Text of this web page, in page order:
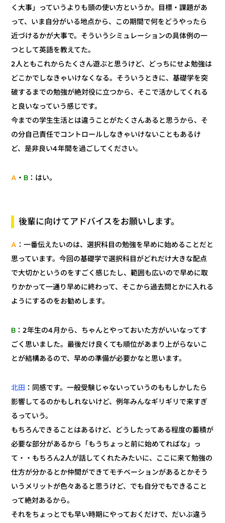
く大事」っていうよりも頭の使い方というか。目標・課題があ
って、いま自分がいる地点から、この期間で何をどうやったら
近づけるかが大事で。そういうシミュレーションの具体例の一
つとして英語を教えてた。
2人ともこれからたくさん遊ぶと思うけど、どっちにせよ勉強は
どこかでしなきゃいけなくなる。そういうときに、基礎学を突
破するまでの勉強が絶対役に立つから、そこで活かしてくれる
と良いなっていう感じです。
今までの学生生活とは違うことがたくさんあると思うから、そ
の分自己責任でコントロールしなきゃいけないこともあるけ
ど、是非良い4年間を過ごしてください。
A ・B ：はい。
後輩に向けてアドバイスをお願いします。
A ：一番伝えたいのは、選択科目の勉強を早めに始めることだと
思っています。今回の基礎学で選択科目がどれだけ大きな配点
で大切かというのをすごく感じたし、範囲も広いので早めに取
りかかって一通り早めに終わって、そこから過去問とかに入れる
ようにするのをお勧めします。
B ：2年生の4月から、ちゃんとやっておいた方がいいなってす
ごく思いました。最後だけ良くても順位があまり上がらないこ
とが結構あるので、早めの準備が必要かなと思います。
北田 ：同感です。一般受験じゃないっていうのももしかしたら
影響してるのかもしれないけど、例年みんなギリギリで来すぎ
るっていう。
もちろんできることはあるけど、どうしたってある程度の蓄積が
必要な部分があるから「もうちょっと前に始めてればな」っ
て・・もちろん2人が話してくれたみたいに、ここに来て勉強の
仕方が分かるとか仲間ができてモチベーションがあるとかそう
いうメリットが色々あると思うけど、でも自分でもできること
って絶対あるから。
それをちょっとでも早い時期にやっておくだけで、だいぶ違う